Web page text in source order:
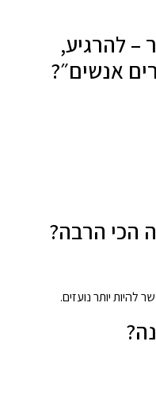
– להרגיע,
אנשים״?
להיות יותר נועזים.